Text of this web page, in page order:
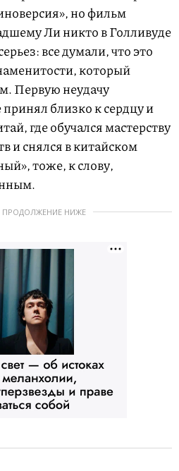
но фильм
Ли никто в Голливуде
все думали, что это
который
Первую неудачу
близко к сердцу и
где обучался мастерству
и снялся в китайском
тоже, к слову,
ПРОДОЛЖЕНИЕ НИЖЕ